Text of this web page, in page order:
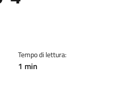
Tempo di lettura:
1 min